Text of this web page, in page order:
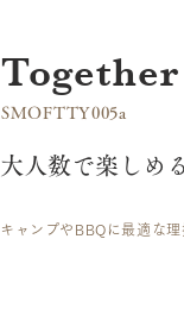
SMOFTTY005a
大人数で楽しめ
キャンプやBBQに最適な